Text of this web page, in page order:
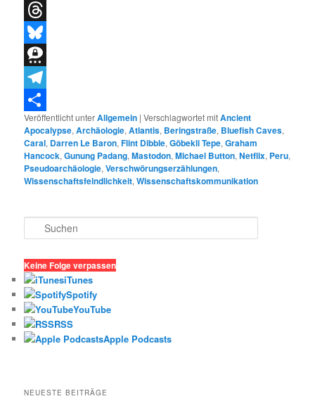
X
Threads
Bluesky
Threema
Telegram
Teilen
Veröffentlicht unterAllgemein |Verschlagwortet mitAncient
Apocalypse,Archäologie,Atlantis, Beringstraße, Bluefish Caves,
Caral, Darren Le Baron,Flint Dibble,Göbekli Tepe,Graham
Hancock,Gunung Padang,Mastodon,Michael Button,Netflix, Peru,
Pseudoarchäologie,Verschwörungserzählungen,
Wissenschaftsfeindlichkeit,Wissenschaftskommunikation
u
h
e
n
Keine Folge verpassen
iTunes
Spotify
YouTube
RSS
Apple Podcasts
NEUESTE BEITRÄGE